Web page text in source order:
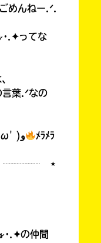
めんねー.ᐟ.
·.✦ってな
葉.ᐟなの
(わーーーーーーーーーー！)٩( 'ω' )و
ﾒﾗﾒﾗ
⋆
·.✦の仲間